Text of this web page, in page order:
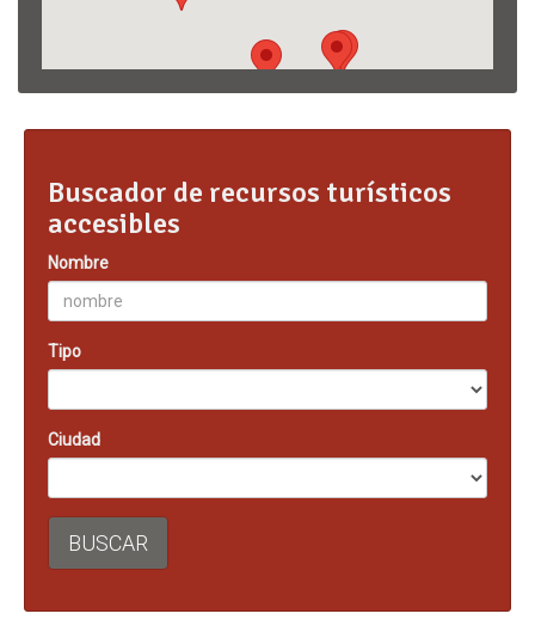
Buscador de recursos turísticos
accesibles
Nombre
Tipo
Ciudad
BUSCAR